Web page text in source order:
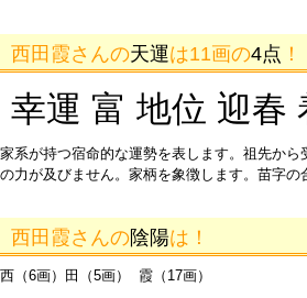
西田霞さんの天運は11画の4点 ！
幸運 富 地位 迎春
家系が持つ宿命的な運勢を表します。祖先か
の力が及びません。家柄を象徴します。苗字の
西田霞さんの陰陽は！
西（6画）田（5画） 霞（17画）